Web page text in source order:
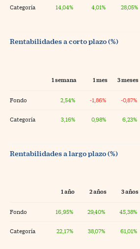
Categoría 14,04% 4,01% 28,05%
Rentabilidades a corto plazo (%)
1 semana 1 mes 3 meses
Fondo 2,54% -1,86% -0,87%
Categoría 3,16% 0,98% 6,23%
Rentabilidades a largo plazo (%)
1 año 2 años 3 años
Fondo 16,95% 29,40% 45,38%
Categoría 22,17% 38,07% 61,01%